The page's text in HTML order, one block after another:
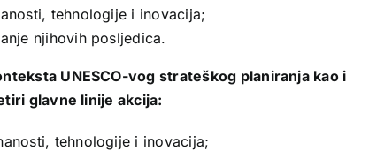
tehnologije i inovacija;
njihovih posljedica.
UNESCO-vog strateškog planiranja kao i
glavne linije akcija:
tehnologije i inovacija;